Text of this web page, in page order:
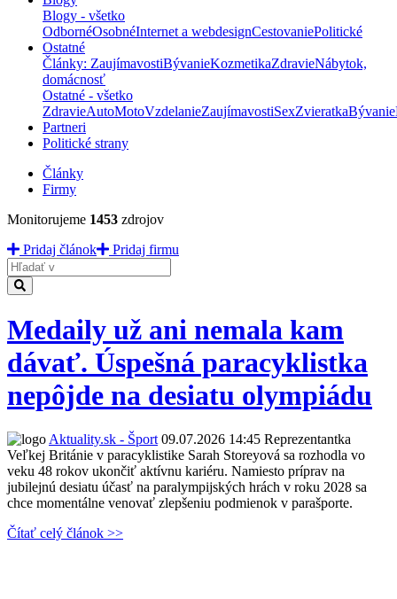
Blogy - všetko
OdbornéOsobnéInternet a webdesignCestovaniePolitické
Ostatné
Články: ZaujímavostiBývanieKozmetikaZdravieNábytok,
domácnosť
Ostatné - všetko
ZdravieAutoMotoVzdelanieZaujímavostiSexZvieratkaBývanie
Partneri
Politické strany
Články
Firmy
Monitorujeme 1453 zdrojov
Pridaj článok
Pridaj firmu
Hladať
Medaily už ani nemala kam
dávať. Úspešná paracyklistka
nepôjde na desiatu olympiádu
Aktuality.sk - Šport 09.07.2026 14:45 Reprezentantka
Veľkej Británie v paracyklistike Sarah Storeyová sa rozhodla vo
veku 48 rokov ukončiť aktívnu kariéru. Namiesto príprav na
jubilejnú desiatu účasť na paralympijských hrách v roku 2028 sa
chce momentálne venovať zlepšeniu podmienok v parašporte.
Čítať celý článok >>